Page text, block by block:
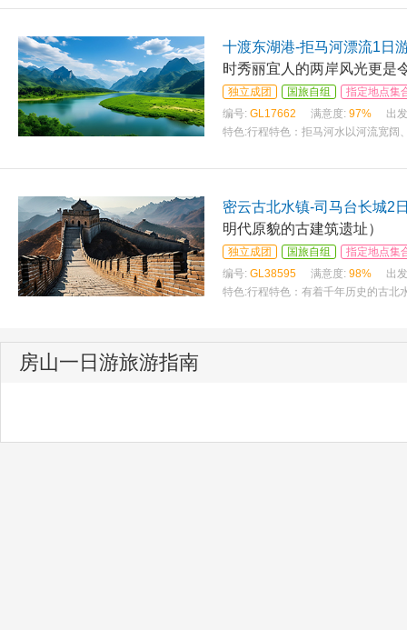
十渡东湖港-拒马河漂流1日
时秀丽宜人的两岸风光更是
独立成团 国旅自组
指定地点集
编号: GL17662 满意度: 97%
出
特色:行程特色：拒马河水以河流宽阔
密云古北水镇-司马台长城2
明代原貌的古建筑遗址）
独立成团 国旅自组
指定地点集
编号: GL38595 满意度: 98%
出
特色:行程特色：有着千年历史的古北
房山一日游旅游指南